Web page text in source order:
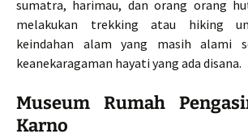
sumatra, harimau, dan orang orang
melakukan trekking atau hiking
keindahan alam yang masih alami
keanekaragaman hayati yang ada disana.
Museum Rumah
Karno